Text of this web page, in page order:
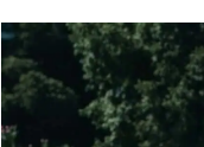
priopćenju USKOK